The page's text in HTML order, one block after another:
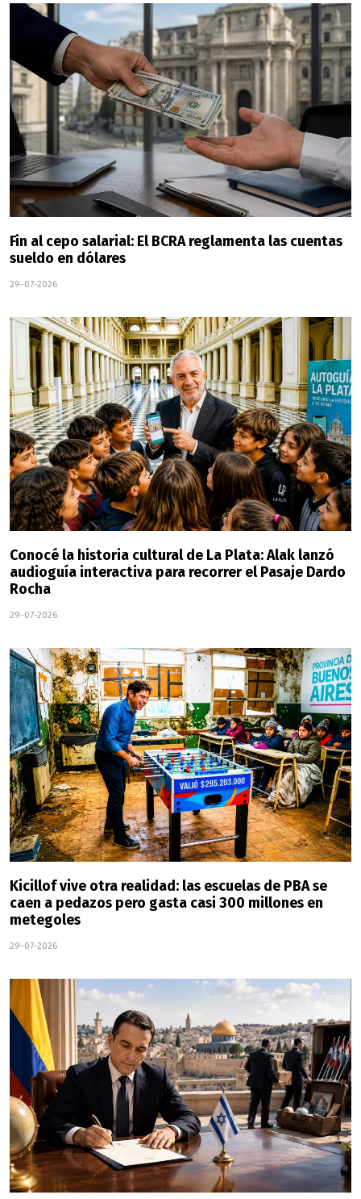
Fin al cepo salarial: El BCRA reglamenta las cuentas
sueldo en dólares
29-07-2026
Conocé la historia cultural de La Plata: Alak lanzó
audioguía interactiva para recorrer el Pasaje Dardo
Rocha
29-07-2026
Kicillof vive otra realidad: las escuelas de PBA se
caen a pedazos pero gasta casi 300 millones en
metegoles
29-07-2026